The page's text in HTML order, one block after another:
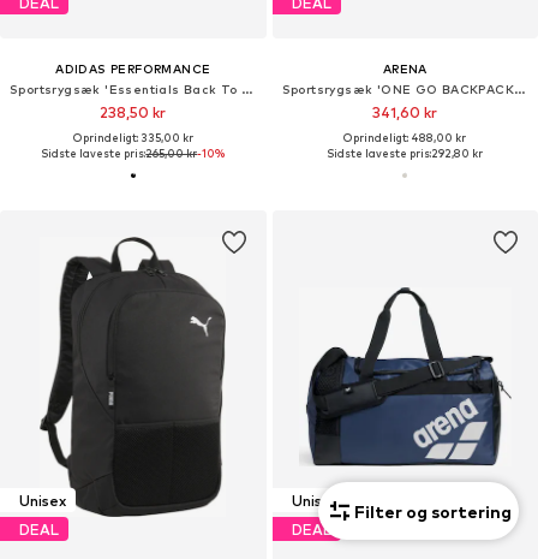
ADIDAS PERFORMANCE
Sportsrygsæk 'Essentials Back To School'
238,50 kr
Oprindeligt: 335,00 kr
Sidste laveste pris:265,00 kr-10%
ARENA
Sportsrygsæk 'ONE GO BACKPACK 35L'
341,60 kr
Oprindeligt: 488,00 kr
Sidste laveste pris:292,80 kr
Unisex
DEAL
Unisex
DEAL
Filter og sortering